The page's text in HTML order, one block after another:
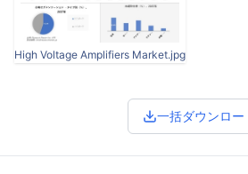
High Voltage Amplifiers Market.jpg
一括ダウンロー